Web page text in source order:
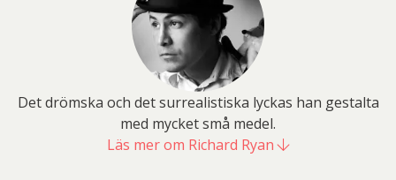
Det drömska och det surrealistiska lyckas han gestalta
med mycket små medel.
Läs mer om Richard Ryan